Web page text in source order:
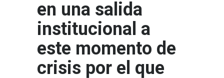
en una salida
institucional a
este momento de
crisis por el que